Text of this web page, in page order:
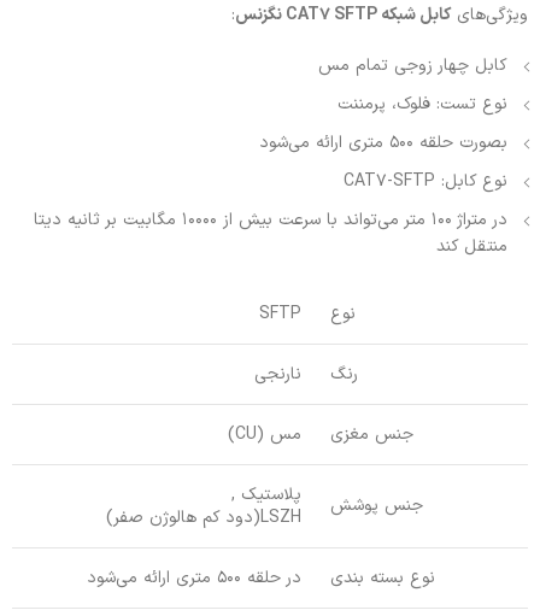
ویژگی‌هایکابل شبکه CAT7 SFTP نگزنس
:
کابل چهار زوجی تمام مس
نوع تست: فلوک، پرمننت
بصورت حلقه 500 متری ارائه می‌شود
نوع کابل: CAT7-SFTP
در متراژ 100 متر می‌تواند با سرعت بیش از 10000 مگابیت بر ثانیه دیتا
منتقل کند
نوع SFTP
رنگ نارنجی
جنس مغزی مس (CU)
جنس پوشش
پلاستیک ,
LSZH(دود کم هالوژن صفر)
نوع بسته بندی در حلقه 500 متری ارائه می‌شود